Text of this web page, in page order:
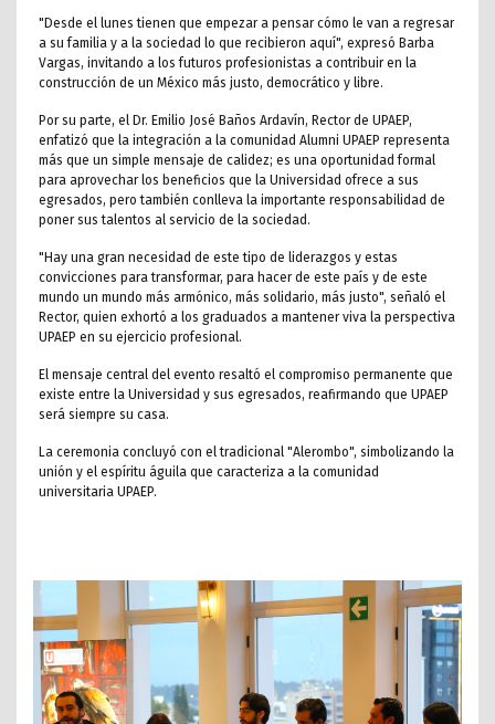
"Desde el lunes tienen que empezar a pensar cómo le van a regresar
a su familia y a la sociedad lo que recibieron aquí", expresó Barba
Vargas, invitando a los futuros profesionistas a contribuir en la
construcción de un México más justo, democrático y libre.
Por su parte, el Dr. Emilio José Baños Ardavín, Rector de UPAEP,
enfatizó que la integración a la comunidad Alumni UPAEP representa
más que un simple mensaje de calidez; es una oportunidad formal
para aprovechar los beneficios que la Universidad ofrece a sus
egresados, pero también conlleva la importante responsabilidad de
poner sus talentos al servicio de la sociedad.
"Hay una gran necesidad de este tipo de liderazgos y estas
convicciones para transformar, para hacer de este país y de este
mundo un mundo más armónico, más solidario, más justo", señaló el
Rector, quien exhortó a los graduados a mantener viva la perspectiva
UPAEP en su ejercicio profesional.
El mensaje central del evento resaltó el compromiso permanente que
existe entre la Universidad y sus egresados, reafirmando que UPAEP
será siempre su casa.
La ceremonia concluyó con el tradicional "Alerombo", simbolizando la
unión y el espíritu águila que caracteriza a la comunidad
universitaria UPAEP.